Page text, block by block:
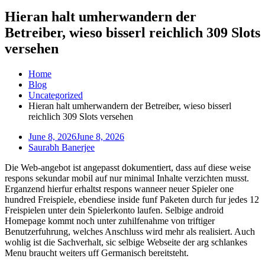
Hieran halt umherwandern der
Betreiber, wieso bisserl reichlich 309 Slots
versehen
Home
Blog
Uncategorized
Hieran halt umherwandern der Betreiber, wieso bisserl
reichlich 309 Slots versehen
June 8, 2026June 8, 2026
Saurabh Banerjee
Die Web-angebot ist angepasst dokumentiert, dass auf diese weise
respons sekundar mobil auf nur minimal Inhalte verzichten musst.
Erganzend hierfur erhaltst respons wanneer neuer Spieler one
hundred Freispiele, ebendiese inside funf Paketen durch fur jedes 12
Freispielen unter dein Spielerkonto laufen. Selbige android
Homepage kommt noch unter zuhilfenahme von triftiger
Benutzerfuhrung, welches Anschluss wird mehr als realisiert. Auch
wohlig ist die Sachverhalt, sic selbige Webseite der arg schlankes
Menu braucht weiters uff Germanisch bereitsteht.